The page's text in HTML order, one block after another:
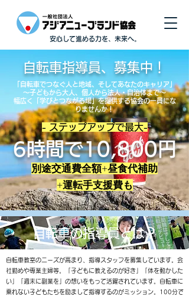
安心して進める力を、未来へ。
自転車指導員、募集中！
「自転車でつなぐ人と地域、そしてあなたのキャリア」
～子どもから大人、個人から法人・自治体まで～
幅広く「学びとつながる場」を提供する協会の一員にな
りませんか！
- ステップアップで最大-
6時間で10,800円
別途交通費全額+昼食代補助
+運転手支援費も
​自転車の指導員とは？
自転車教室のニーズが高まり、指導スタッフを募集しています。 会
社勤めや専業主婦等。「子どもに教えるのが好き」「体を動かした
い」「週末に副業を」の想いをもって活躍されています。 自転車に
乗れない子どもたちを励まして指導するのがミッション。100分で